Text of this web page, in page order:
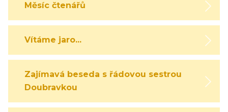
Měsíc čtenářů
Vítáme jaro...
Zajímavá beseda s řádovou sestrou
Doubravkou